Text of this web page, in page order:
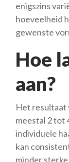
enigszins
hoeveelheid
gewenste
Hoe
aan?
Het resultaat
meestal 2 tot
individuele
kan
minder